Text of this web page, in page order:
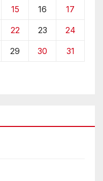
15 16 17
22 23 24
29 30 31